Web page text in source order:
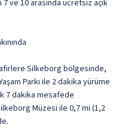
ve 10 arasında ücretsiz açık
Silkeborg bölgesinde,
Parkı ile 2 dakika yürüme
7 dakika mesafede
Müzesi ile 0,7 mi (1,2